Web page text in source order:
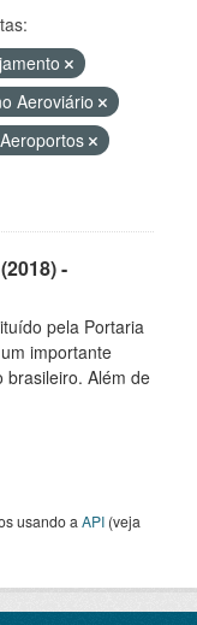
Aeroviário
-
pela Portaria
importante
brasileiro. Além de
usando a API (veja